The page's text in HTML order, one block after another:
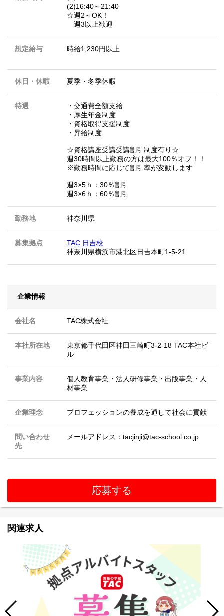
(2)16:40～21:40
☆週2～OK！
週3以上歓迎
想定給与 時給1,230円以上
休日・休暇 夏季・冬季休暇
待遇
・交通費全額支給
・厚生年金制度
・資格取得支援制度
・昇給制度
☆資格講座受講受講割引制度有り☆
週30時間以上勤務の方は最大100％オフ！！
※勤務時間に応じて割引率が変動します
週3×5ｈ：30％割引
週3×6ｈ：60％割引
勤務地 神奈川県
募集拠点
TAC 日吉校
神奈川県横浜市港北区日吉本町1-5-21
企業情報
会社名 TAC株式会社
本社所在地
東京都千代田区神田三崎町3-2-18 TAC本社ビ
ル
事業内容
個人教育事業・法人研修事業・出版事業・人
材事業
企業理念 プロフェッションの養成を通して社会に貢献
問い合わせ
先
メールアドレス：tacjinji@tac-school.co.jp
応募する
関連求人